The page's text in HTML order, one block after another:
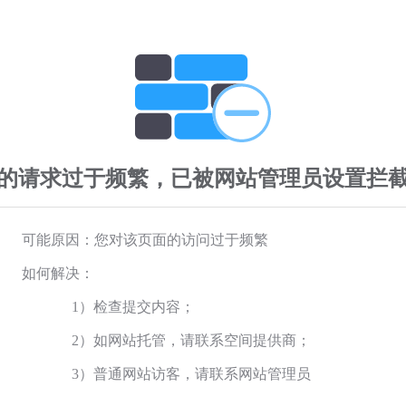
请求过于频繁，已被网站管理员设置拦
可能原因：您对该页面的访问过于频繁
如何解决：
1）检查提交内容；
2）如网站托管，请联系空间提供商；
3）普通网站访客，请联系网站管理员